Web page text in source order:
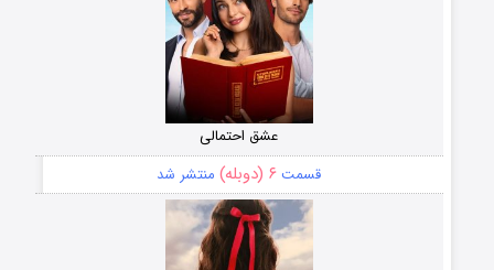
عشق احتمالی
قسمت ۶ (دوبله) منتشر شد